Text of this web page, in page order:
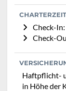
Check-In:
Check-
Haftpflicht-
in Höhe der